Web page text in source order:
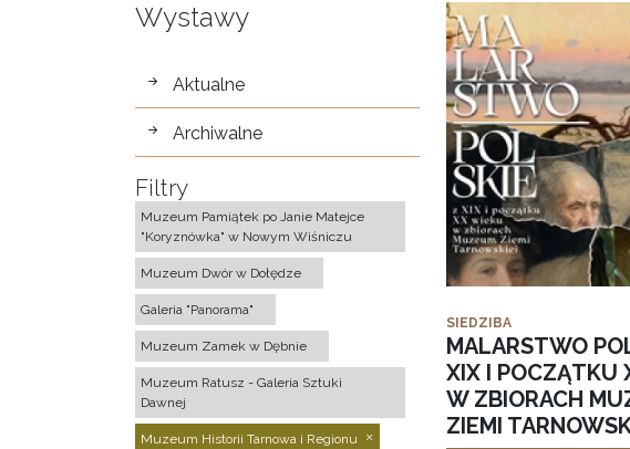
Wystawy
wystawy
Aktualne
Archiwalne
Filtry
Muzeum Pamiątek po Janie Matejce
"Koryznówka" w Nowym Wiśniczu
Muzeum Dwór w Dołędze
Galeria "Panorama"
Muzeum Zamek w Dębnie
Muzeum Ratusz - Galeria Sztuki
Dawnej
Muzeum Historii Tarnowa i Regionu
SIEDZIBA
MALARSTWO
XIX I POCZĄTKU
W ZBIORACH
ZIEMI